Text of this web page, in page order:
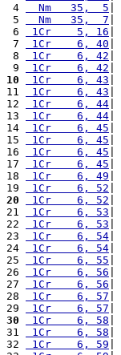
4
  Nm   35,  5
5
  Nm   35,  7
6
1Cr    5, 16
7
1Cr    6, 40
8
1Cr    6, 42
9
1Cr    6, 42 |
10
1Cr    6, 43
11
1Cr    6, 43
12
1Cr    6, 44
13
1Cr    6, 44 |
14
1Cr    6, 45
15
1Cr    6, 45
16
1Cr    6, 45
17
1Cr    6, 45
18
1Cr    6, 49
19
1Cr    6, 52
20
1Cr    6, 52
21
1Cr    6, 53
22
1Cr    6, 53 |
23
1Cr    6, 54
24
1Cr    6, 54 |
25
1Cr    6, 55 |
26
1Cr    6, 56
27
1Cr    6, 56
28
1Cr    6, 57
29
1Cr    6, 57 |
30
1Cr    6, 58
31
1Cr    6, 58 |
32
1Cr    6, 59